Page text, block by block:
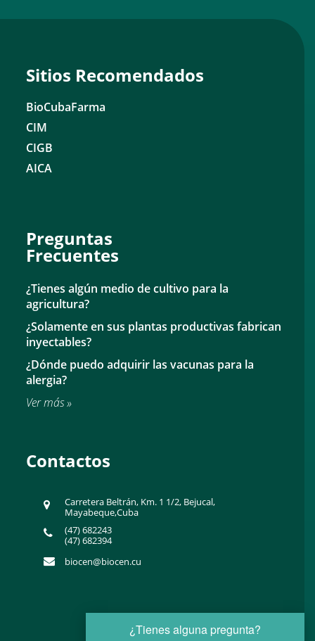
Sitios Recomendados
BioCubaFarma
CIM
CIGB
AICA
Preguntas
Frecuentes
¿Tienes algún medio de cultivo para la
agricultura?
¿Solamente en sus plantas productivas fabrican
inyectables?
¿Dónde puedo adquirir las vacunas para la
alergia?
Ver más »
Contactos
Carretera Beltrán, Km. 1 1/2, Bejucal,
Mayabeque,Cuba
(47) 682243
(47) 682394
biocen@biocen.cu
¿Tienes alguna pregunta?